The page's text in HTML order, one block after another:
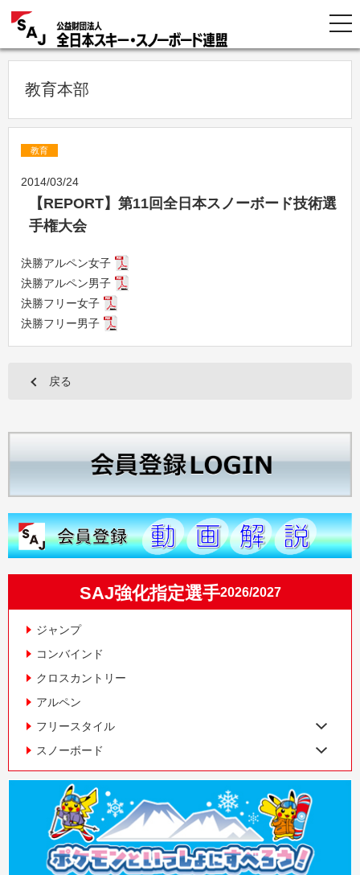
教育本部
教育
2014/03/24
【REPORT】第11回全日本スノーボード技術選
手権大会
決勝アルペン女子
決勝アルペン男子
決勝フリー女子
決勝フリー男子
戻る
SAJ強化指定選手2026/2027
ジャンプ
コンバインド
クロスカントリー
アルペン
フリースタイル
スノーボード